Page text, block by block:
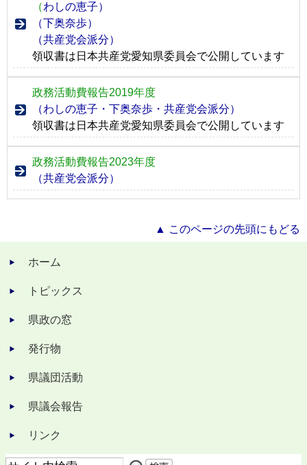
（わしの恵子）
（下奥奈歩）
（共産党会派分）
領収書は日本共産党愛知県委員会で公開しています
政務活動費報告2019年度
（わしの恵子・下奥奈歩・共産党会派分）
領収書は日本共産党愛知県委員会で公開しています
政務活動費報告2023年度
（共産党会派分）
▲ このページの先頭にもどる
ホーム
トピックス
県政の窓
発行物
県議団活動
県議会報告
リンク